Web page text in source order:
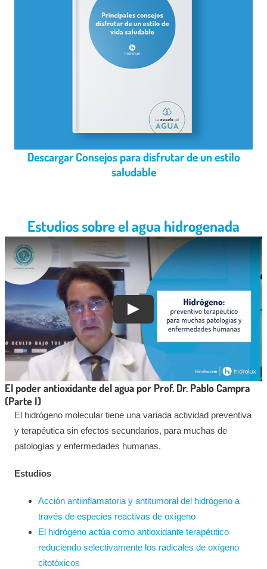
Descargar Consejos para disfrutar de un estilo
saludable
Estudios sobre el agua hidrogenada
El poder antioxidante del agua por Prof. Dr. Pablo Campra
(Parte I)
El hidrógeno molecular tiene una variada actividad preventiva
y terapéutica sin efectos secundarios, para muchas de
patologías y enfermedades humanas.
Estudios
Acción antiinflamatoria y antitumoral del hidrógeno a
través de especies reactivas de oxígeno
El hidrógeno actúa como antioxidante terapéutico
reduciendo selectivamente los radicales de oxígeno
citotóxicos